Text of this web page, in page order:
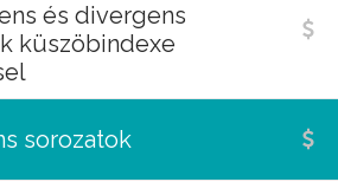
és divergens
küszöbindexe
sorozatok